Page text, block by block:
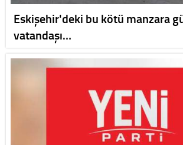
Eskişehir'deki bu kötü manzara
vatandaşı…